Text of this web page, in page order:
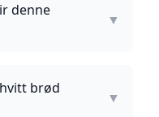
denne
▼
brød
▼